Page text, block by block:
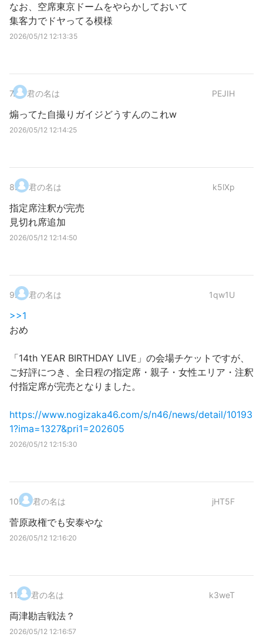
なお、空席東京ドームをやらかしておいて
集客力でドヤってる模様
2026/05/12 12:13:35
7. 君の名は PEJIH
煽ってた自撮りガイジどうすんのこれw
2026/05/12 12:14:25
8. 君の名は k5lXp
指定席注釈が完売
見切れ席追加
2026/05/12 12:14:50
9. 君の名は 1qw1U
>>1
おめ
「14th YEAR BIRTHDAY LIVE」の会場チケットですが、
ご好評につき、全日程の指定席・親子・女性エリア・注釈
付指定席が完売となりました。
https://www.nogizaka46.com/s/n46/news/detail/10193
1?ima=1327&pri1=202605
2026/05/12 12:15:30
10. 君の名は jHT5F
菅原政権でも安泰やな
2026/05/12 12:16:20
11. 君の名は k3weT
両津勘吉戦法？
2026/05/12 12:16:57